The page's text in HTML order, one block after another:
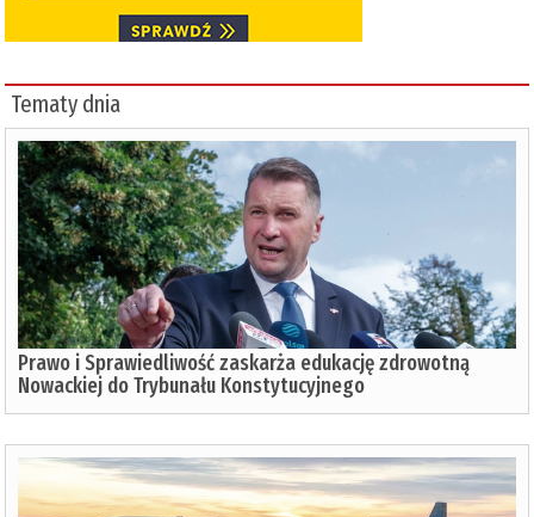
Tematy dnia
Prawo i Sprawiedliwość zaskarża edukację zdrowotną
Nowackiej do Trybunału Konstytucyjnego